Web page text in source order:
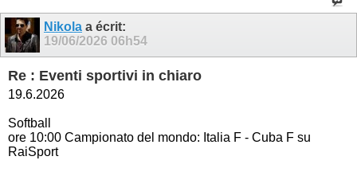
Nikola a écrit:
19/06/2026 06h54
Re : Eventi sportivi in chiaro
19.6.2026
Softball
ore 10:00 Campionato del mondo: Italia F - Cuba F su
RaiSport